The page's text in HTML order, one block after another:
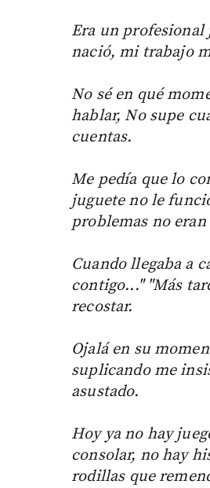
Era un profesional
nació, mi trabajo
No sé en qué
hablar, No supe
cuentas.
Me pedía que lo
juguete no le
problemas no
Cuando llegaba a
contigo..." "Más
recostar.
Ojalá en su
suplicando me
asustado.
Hoy ya no hay
consolar, no hay
rodillas que